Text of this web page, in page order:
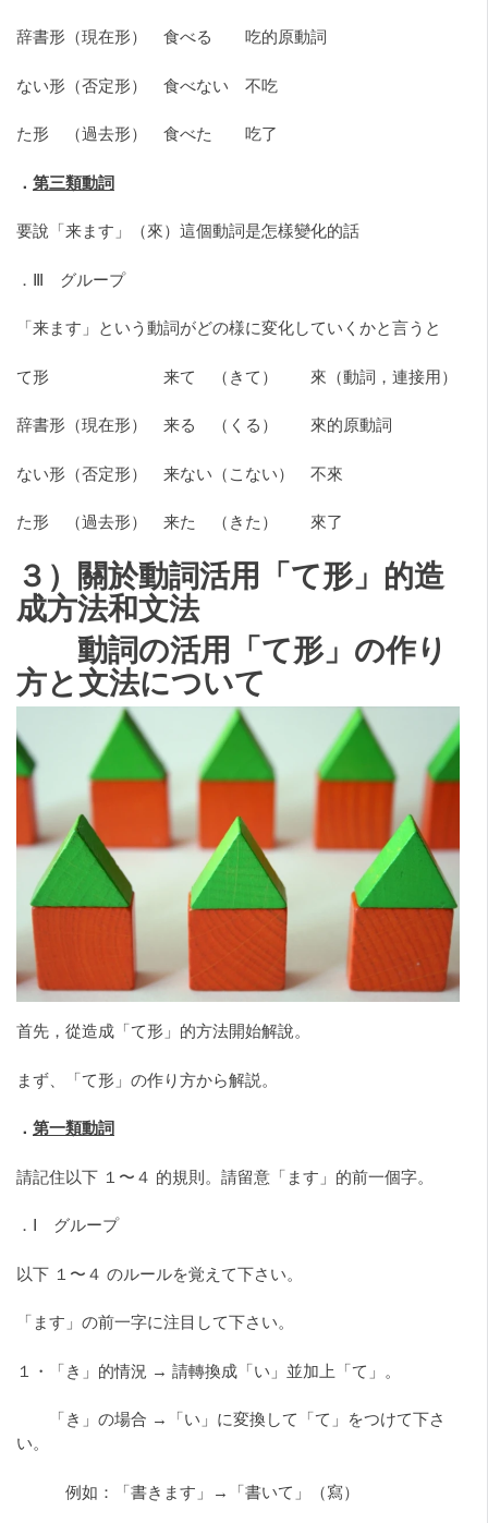
辞書形（現在形） 食べる 吃的原動詞
ない形（否定形） 食べない 不吃
た形 （過去形） 食べた 吃了
． 第三類動詞
要說「来ます」（來）這個動詞是怎樣變化的話
．Ⅲ グループ
「来ます」という動詞がどの様に変化していくかと言うと
て形 来て （きて） 來（動詞，連接用）
辞書形（現在形） 来る （くる） 來的原動詞
ない形（否定形） 来ない（こない） 不來
た形 （過去形） 来た （きた） 來了
３）關於動詞活用「て形」的造
成方法和文法
動詞の活用「て形」の作り
方と文法について
首先，從造成「て形」的方法開始解說。
まず、「て形」の作り方から解説。
． 第一類動詞
請記住以下 １〜４ 的規則。請留意「ます」的前一個字。
．Ⅰ グループ
以下 １〜４ のルールを覚えて下さい。
「ます」の前一字に注目して下さい。
１・「き」的情況 → 請轉換成「い」並加上「て」。
「き」の場合 →「い」に変換して「て」をつけて下さ
い。
例如：「書きます」→「書いて」（寫）